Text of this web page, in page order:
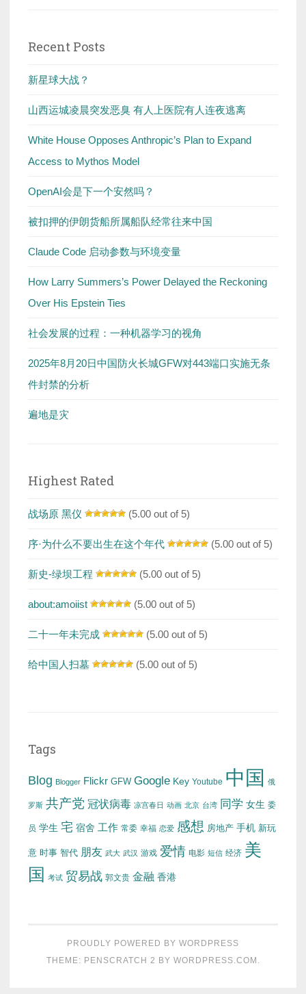
Recent Posts
新星球大战？
山西运城凌晨突发恶臭 有人上医院有人连夜逃离
White House Opposes Anthropic’s Plan to Expand
Access to Mythos Model
OpenAI会是下一个安然吗？
被扣押的伊朗货船所属船队经常往来中国
Claude Code 启动参数与环境变量
How Larry Summers’s Power Delayed the Reckoning
Over His Epstein Ties
社会发展的过程：一种机器学习的视角
2025年8月20日中国防火长城GFW对443端口实施无条
件封禁的分析
遍地是灾
Highest Rated
战场原 黑仪 (5.00 out of 5)
序·为什么不要出生在这个年代 (5.00 out of 5)
新史-绿坝工程 (5.00 out of 5)
about:amoiist (5.00 out of 5)
二十一年未完成 (5.00 out of 5)
给中国人扫墓 (5.00 out of 5)
Tags
Blog Blogger Flickr GFW Google Key Youtube 中国 俄
罗斯 共产党 冠状病毒 凉宫春日 动画 北京 台湾 同学 女生 委
员 学生 宅 宿舍 工作 常委 幸福 恋爱 感想 房地产 手机 新玩
意 时事 智代 朋友 武大 武汉 游戏 爱情 电影 短信 经济 美
国
考试 贸易战 郭文贵 金融 香港
PROUDLY POWERED BY WORDPRESS
THEME: PENSCRATCH 2 BY WORDPRESS.COM .